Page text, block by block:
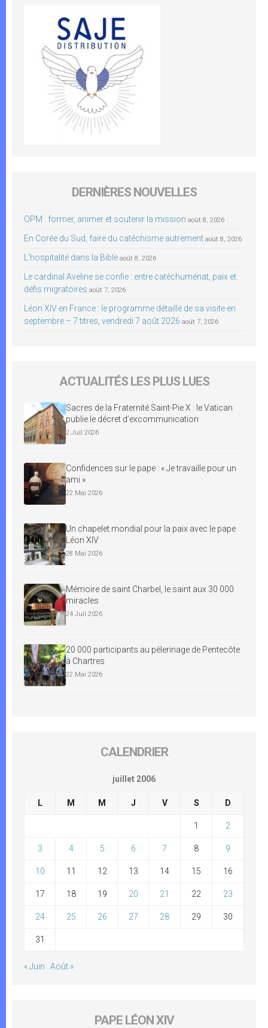
DERNIÈRES NOUVELLES
OPM : former, animer et soutenir la mission août 8, 2026
En Corée du Sud, faire du catéchisme autrement août 8, 2026
L’hospitalité dans la Bible août 8, 2026
Le cardinal Aveline se confie : entre catéchuménat, paix et
défis migratoires août 7, 2026
Léon XIV en France : le programme détaillé de sa visite en
septembre – 7 titres, vendredi 7 août 2026 août 7, 2026
ACTUALITÉS LES PLUS LUES
Sacres de la Fraternité Saint-Pie X : le Vatican
publie le décret d’excommunication
2 Juil 2026
Confidences sur le pape : « Je travaille pour un
ami »
22 Mai 2026
Un chapelet mondial pour la paix avec le pape
Léon XIV
28 Mai 2026
Mémoire de saint Charbel, le saint aux 30 000
miracles
24 Juil 2026
20 000 participants au pèlerinage de Pentecôte
à Chartres
22 Mai 2026
CALENDRIER
juillet 2006
L M M J V S D
1 2
3 4 5 6 7 8 9
10 11 12 13 14 15 16
17 18 19 20 21 22 23
24 25 26 27 28 29 30
31
« Juin Août »
PAPE LÉON XIV